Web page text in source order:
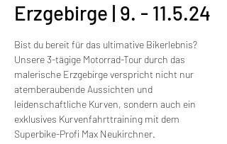
Erzgebirge | 9. - 11.5.24
Bist du bereit für das ultimative Bikerlebnis?
Unsere 3-tägige Motorrad-Tour durch das
malerische Erzgebirge verspricht nicht nur
atemberaubende Aussichten und
leidenschaftliche Kurven, sondern auch ein
exklusives Kurvenfahrttraining mit dem
Superbike-Profi Max Neukirchner.